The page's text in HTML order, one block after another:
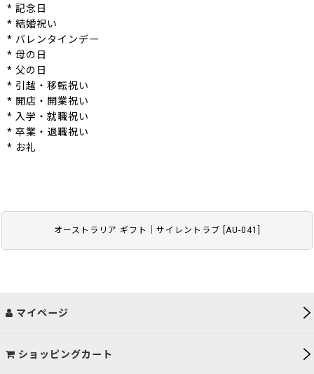
オーストラリア ギフト｜サイレントラブ AU-041
* 記念日
* 結婚祝い
* バレンタインデー
* 母の日
* 父の日
* 引越・移転祝い
* 開店・開業祝い
* 入学・就職祝い
* 卒業・退職祝い
* お礼
マイページ
ショッピングカート